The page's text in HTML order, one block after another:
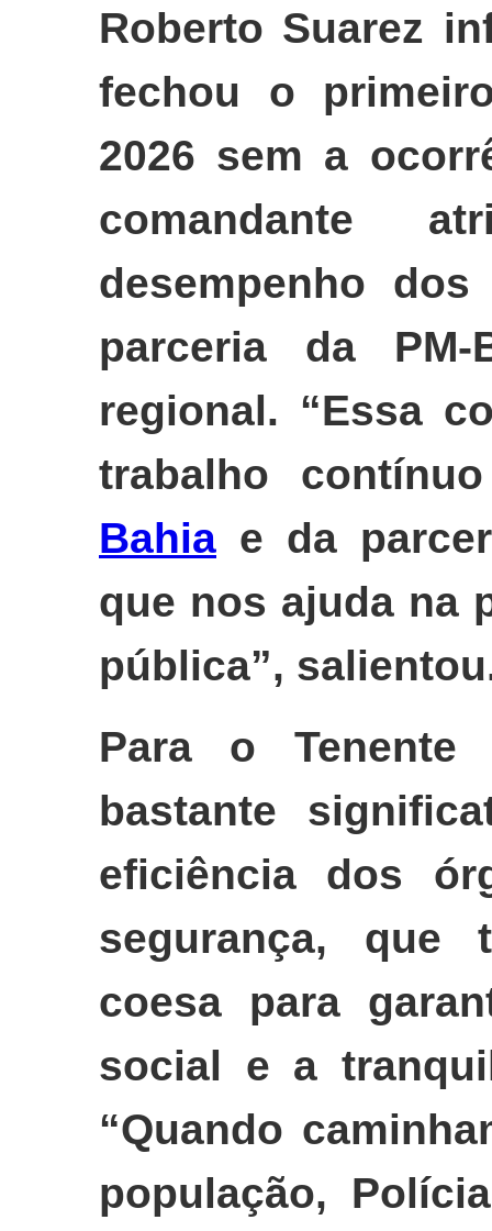
Roberto Suarez
fechou o
2026 sem a
comandante
desempenho
parceria da
regional. “Essa
trabalho
Bahia e da
que nos ajuda na
pública”,
Para o Tenente
bastante
eficiência dos
segurança, que
coesa para
social e a
“Quando
população,